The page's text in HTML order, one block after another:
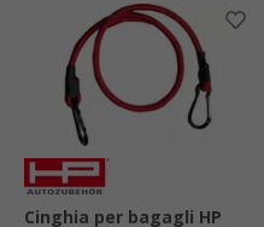
Cinghia per bagagli HP